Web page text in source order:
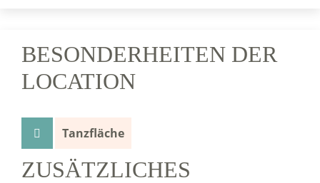
BESONDERHEITEN DER
LOCATION
Tanzfläche
ZUSÄTZLICHES